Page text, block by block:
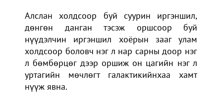
Алслан холдсоор буй суурин иргэншил,
дөнгөн данган тэсэж оршсоор буй
нүүдэлчин иргэншил хоёрын зааг улам
холдсоор боловч нэг л нар сарны доор нэг
л бөмбөрцөг дээр оршиж он цагийн нэг л
уртагийн мөчлөгт галактикийнхаа хамт
нүүж явна.